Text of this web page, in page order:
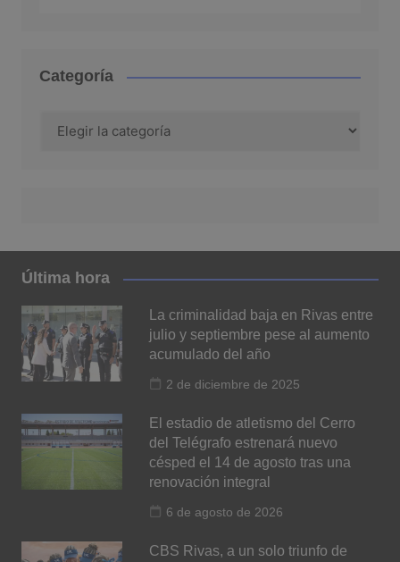
Categoría
Última hora
La criminalidad baja en Rivas entre
julio y septiembre pese al aumento
acumulado del año
2 de diciembre de 2025
El estadio de atletismo del Cerro
del Telégrafo estrenará nuevo
césped el 14 de agosto tras una
renovación integral
6 de agosto de 2026
CBS Rivas, a un solo triunfo de